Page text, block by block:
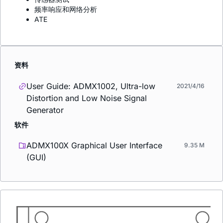
频率响应和网络分析
ATE
资料
User Guide: ADMX1002, Ultra-low
Distortion and Low Noise Signal
Generator
2021/4/16
软件
ADMX100X Graphical User Interface
(GUI)
9.35 M